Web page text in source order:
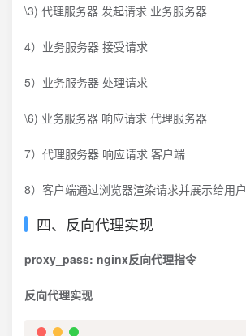
\3) 代理服务器 发起请求 业务服务器
4）业务服务器 接受请求
5）业务服务器 处理请求
\6) 业务服务器 响应请求 代理服务器
7）代理服务器 响应请求 客户端
8）客户端通过浏览器渲染请求并展示给用户
四、反向代理实现
proxy_pass: nginx反向代理指令
反向代理实现